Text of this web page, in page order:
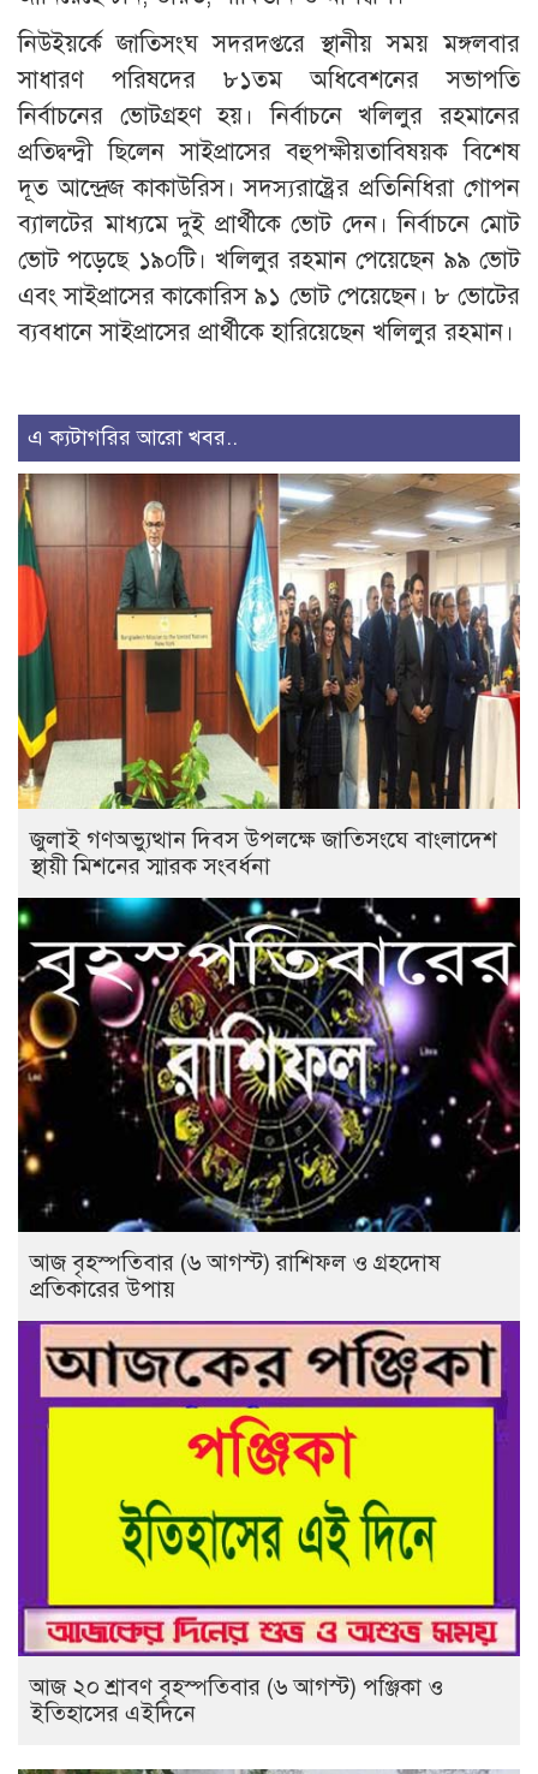
নিউইয়র্কে জাতিসংঘ সদরদপ্তরে স্থানীয় সময় মঙ্গলবার
সাধারণ পরিষদের ৮১তম অধিবেশনের সভাপতি
নির্বাচনের ভোটগ্রহণ হয়। নির্বাচনে খলিলুর রহমানের
প্রতিদ্বন্দ্বী ছিলেন সাইপ্রাসের বহুপক্ষীয়তাবিষয়ক বিশেষ
দূত আন্দ্রেজ কাকাউরিস। সদস্যরাষ্ট্রের প্রতিনিধিরা গোপন
ব্যালটের মাধ্যমে দুই প্রার্থীকে ভোট দেন। নির্বাচনে মোট
ভোট পড়েছে ১৯০টি। খলিলুর রহমান পেয়েছেন ৯৯ ভোট
এবং সাইপ্রাসের কাকোরিস ৯১ ভোট পেয়েছেন। ৮ ভোটের
ব্যবধানে সাইপ্রাসের প্রার্থীকে হারিয়েছেন খলিলুর রহমান।
এ ক্যটাগরির আরো খবর..
জুলাই গণঅভ্যুত্থান দিবস উপলক্ষে জাতিসংঘে বাংলাদেশ
স্থায়ী মিশনের স্মারক সংবর্ধনা
আজ বৃহস্পতিবার (৬ আগস্ট) রাশিফল ও গ্রহদোষ
প্রতিকারের উপায়
আজ ২০ শ্রাবণ বৃহস্পতিবার (৬ আগস্ট) পঞ্জিকা ও
ইতিহাসের এইদিনে